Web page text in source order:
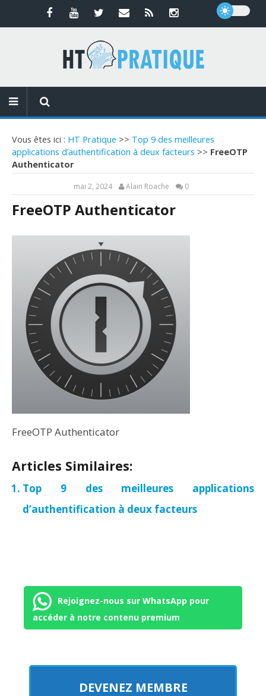
Vous êtes ici : HT Pratique >> Top 9 des meilleures
applications d’authentification à deux facteurs >> FreeOTP
Authenticator
mai 2, 2024 Alain Roache 0
FreeOTP Authenticator
FreeOTP Authenticator
Articles Similaires:
Top 9 des meilleures applications
d’authentification à deux facteurs
Rejoignez-nous sur WhatsApp pour
accéder à notre contenu premium
DEVENEZ MEMBRE